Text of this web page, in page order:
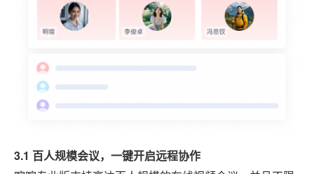
3.1 百人规模会议，一键开启远程协作